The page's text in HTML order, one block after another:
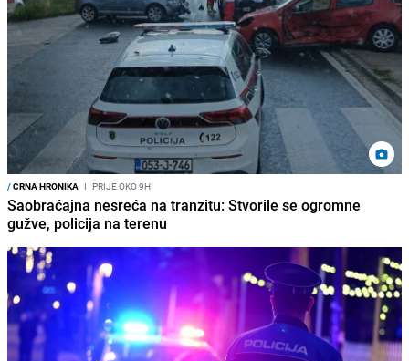
/CRNA HRONIKA I PRIJE OKO 9H
Saobraćajna nesreća na tranzitu: Stvorile se ogromne
gužve, policija na terenu